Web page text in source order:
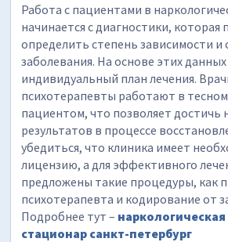
Работа с пациентами в
начинается с диагностики, которая
определить степень зависимости
заболевания. На основе этих
индивидуальный план лечения.
психотерапевты работают в
пациентом, что позволяет достичь
результатов в процессе
убедиться, что клиника имеет
лицензию, а для эффективного
предложены такие процедуры, как
психотерапевта и кодирование от
Подробнее тут –
стационар санкт-петербург